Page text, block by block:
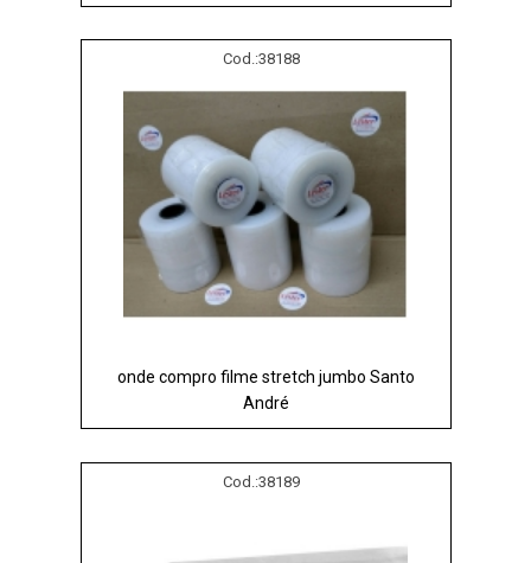
Cod.:38188
onde compro filme stretch jumbo Santo
André
Cod.:38189